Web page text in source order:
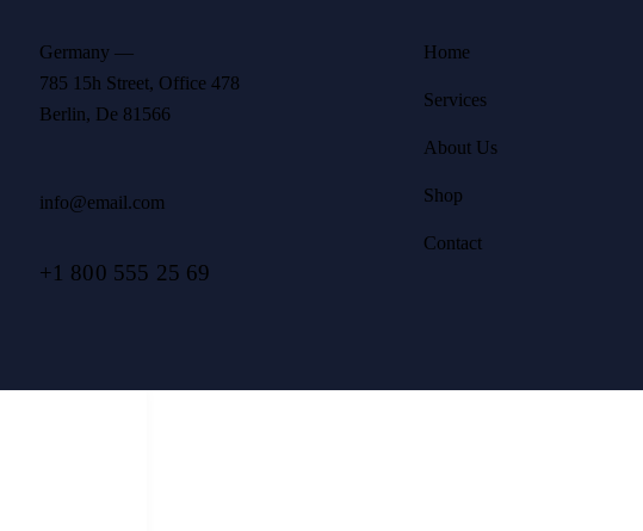
Germany —
785 15h Street, Office 478
Berlin, De 81566
info@email.com
+1 800 555 25 69
Home
Services
About Us
Shop
Contact